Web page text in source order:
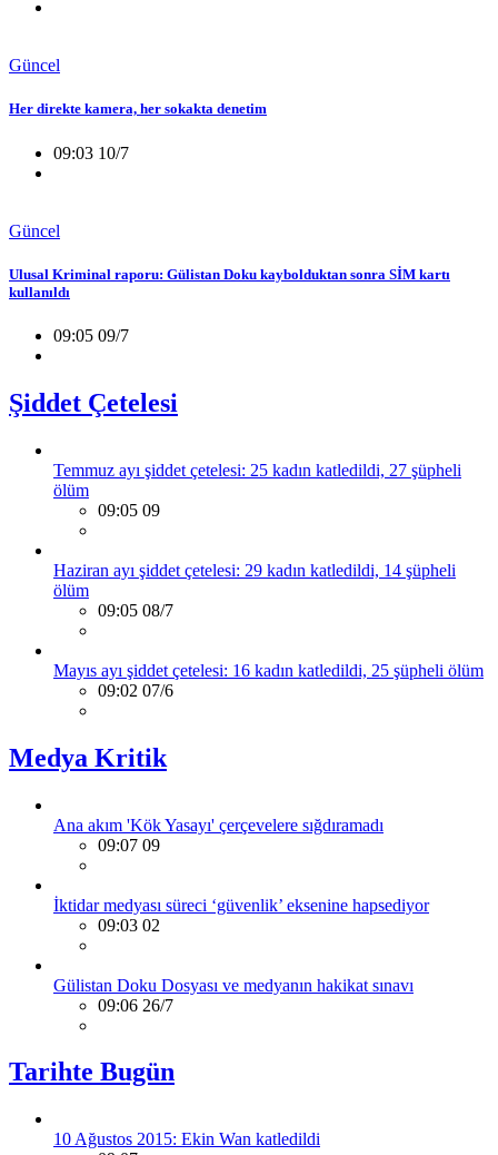
Güncel
Her direkte kamera, her sokakta denetim
09:03 10/7
Güncel
Ulusal Kriminal raporu: Gülistan Doku kaybolduktan sonra SİM kartı
kullanıldı
09:05 09/7
Şiddet Çetelesi
Temmuz ayı şiddet çetelesi: 25 kadın katledildi, 27 şüpheli
ölüm
09:05 09
Haziran ayı şiddet çetelesi: 29 kadın katledildi, 14 şüpheli
ölüm
09:05 08/7
Mayıs ayı şiddet çetelesi: 16 kadın katledildi, 25 şüpheli ölüm
09:02 07/6
Medya Kritik
Ana akım 'Kök Yasayı' çerçevelere sığdıramadı
09:07 09
İktidar medyası süreci ‘güvenlik’ eksenine hapsediyor
09:03 02
Gülistan Doku Dosyası ve medyanın hakikat sınavı
09:06 26/7
Tarihte Bugün
10 Ağustos 2015: Ekin Wan katledildi